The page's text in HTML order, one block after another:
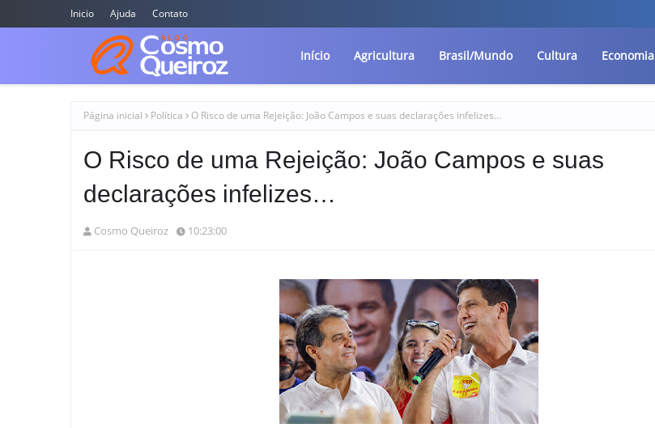
Inicio Ajuda Contato
Início Agricultura Brasil/Mundo Cultura Economia
Página inicial Política O Risco de uma Rejeição: João Campos e suas declarações infelizes…
O Risco de uma Rejeição: João Campos e suas
declarações infelizes…
Cosmo Queiroz 10:23:00